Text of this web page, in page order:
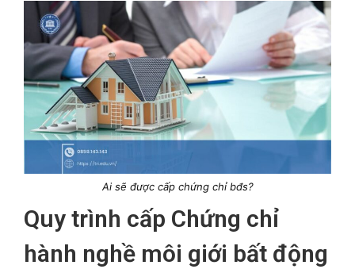
Ai sẽ được cấp chứng chỉ bđs?
Quy trình cấp Chứng chỉ
hành nghề môi giới bất động